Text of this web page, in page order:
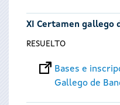
XI Certamen gallego
RESUELTO
Bases e
Gallego de